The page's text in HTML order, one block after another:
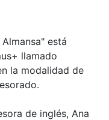
está
llamado
la modalidad de
de inglés, Ana